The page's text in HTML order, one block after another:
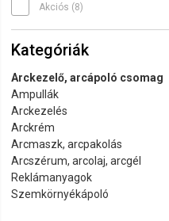
Akciós (8)
Kategóriák
Arckezelő, arcápoló csomag
Ampullák
Arckezelés
Arckrém
Arcmaszk, arcpakolás
Arcszérum, arcolaj, arcgél
Reklámanyagok
Szemkörnyékápoló